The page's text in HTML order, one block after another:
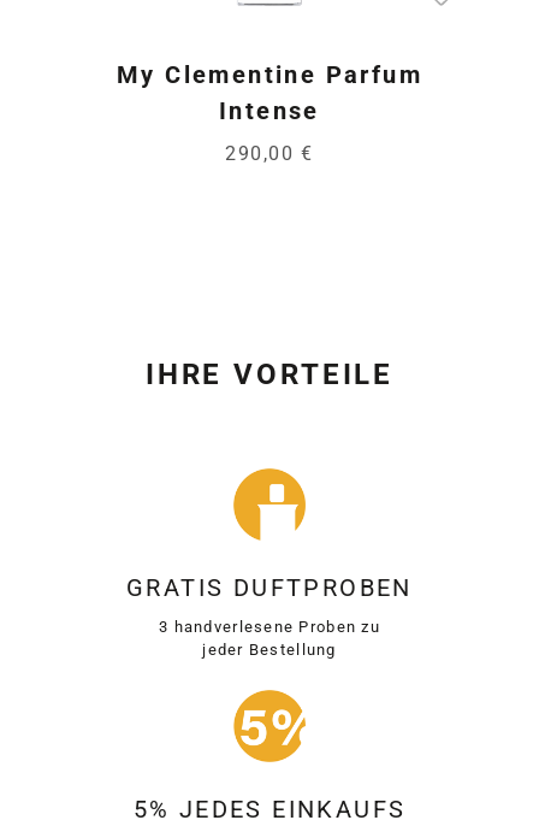
My Clementine Parfum
Intense
290,00 €
IHRE VORTEILE
GRATIS DUFTPROBEN
3 handverlesene Proben zu
jeder Bestellung
5% JEDES EINKAUFS